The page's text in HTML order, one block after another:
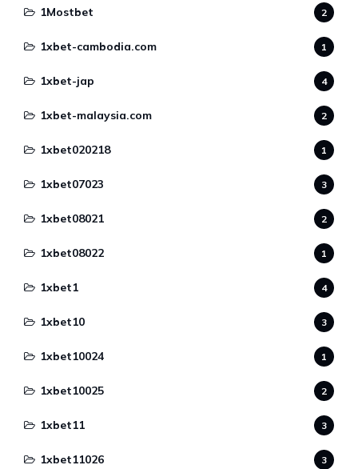
1Mostbet 2
1xbet-cambodia.com 1
1xbet-jap 4
1xbet-malaysia.com 2
1xbet020218 1
1xbet07023 3
1xbet08021 2
1xbet08022 1
1xbet1 4
1xbet10 3
1xbet10024 1
1xbet10025 2
1xbet11 3
1xbet11026 3